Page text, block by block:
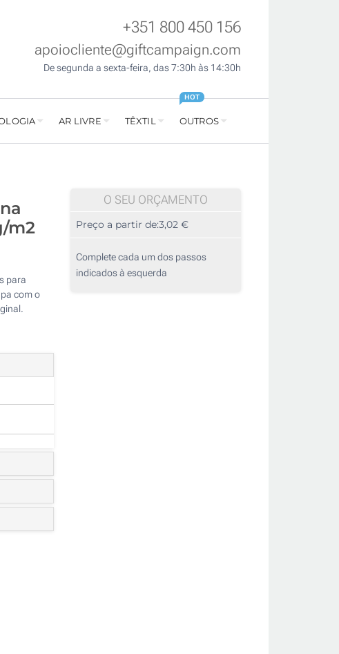
+351 800 450 156
apoiocliente@giftcampaign.com
De segunda a sexta-feira, das 7:30h às 14:30h
AR LIVRE TÊXTIL OUTROS
HOT
m2
para
com o
O SEU ORÇAMENTO
Preço a partir de:3,02 €
Complete cada um dos passos
indicados à esquerda